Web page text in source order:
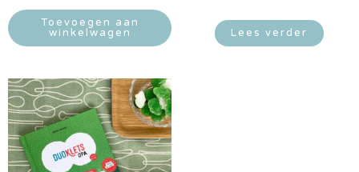
Toevoegen aan
winkelwagen
Lees verder